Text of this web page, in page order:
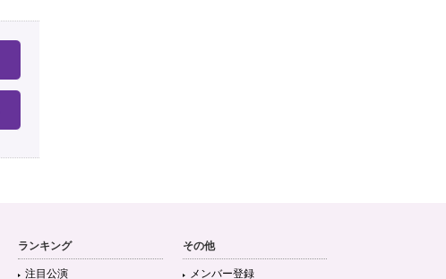
ランキング
注目公演
その他
メンバー登録